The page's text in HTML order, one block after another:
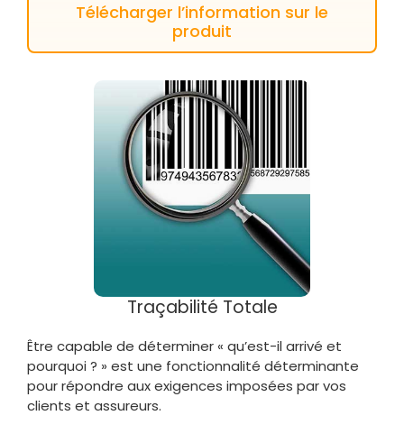
Télécharger l’information sur le
produit
Traçabilité Totale
Être capable de déterminer « qu’est-il arrivé et
pourquoi ? » est une fonctionnalité déterminante
pour répondre aux exigences imposées par vos
clients et assureurs.